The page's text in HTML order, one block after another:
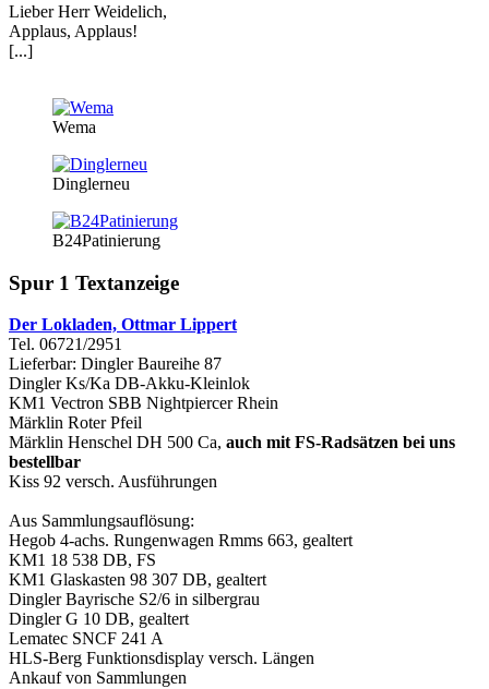
Lieber Herr Weidelich,
Applaus, Applaus!
[...]
Wema
Dinglerneu
B24Patinierung
Spur 1 Textanzeige
Der Lokladen, Ottmar Lippert
Tel. 06721/2951
Lieferbar: Dingler Baureihe 87
Dingler Ks/Ka DB-Akku-Kleinlok
KM1 Vectron SBB Nightpiercer Rhein
Märklin Roter Pfeil
Märklin Henschel DH 500 Ca, auch mit FS-Radsätzen bei uns
bestellbar
Kiss 92 versch. Ausführungen
Aus Sammlungsauflösung:
Hegob 4-achs. Rungenwagen Rmms 663, gealtert
KM1 18 538 DB, FS
KM1 Glaskasten 98 307 DB, gealtert
Dingler Bayrische S2/6 in silbergrau
Dingler G 10 DB, gealtert
Lematec SNCF 241 A
HLS-Berg Funktionsdisplay versch. Längen
Ankauf von Sammlungen